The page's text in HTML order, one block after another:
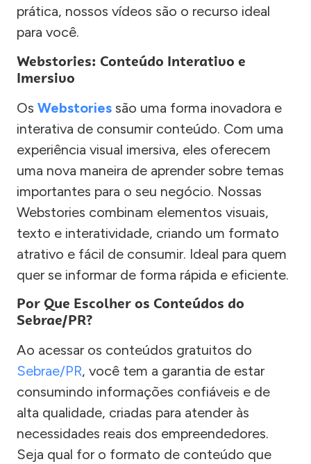
prática, nossos vídeos são o recurso ideal
para você.
Webstories: Conteúdo Interativo e
Imersivo
Os Webstories são uma forma inovadora e
interativa de consumir conteúdo. Com uma
experiência visual imersiva, eles oferecem
uma nova maneira de aprender sobre temas
importantes para o seu negócio. Nossas
Webstories combinam elementos visuais,
texto e interatividade, criando um formato
atrativo e fácil de consumir. Ideal para quem
quer se informar de forma rápida e eficiente.
Por Que Escolher os Conteúdos do
Sebrae/PR?
Ao acessar os conteúdos gratuitos do
Sebrae/PR, você tem a garantia de estar
consumindo informações confiáveis e de
alta qualidade, criadas para atender às
necessidades reais dos empreendedores.
Seja qual for o formato de conteúdo que